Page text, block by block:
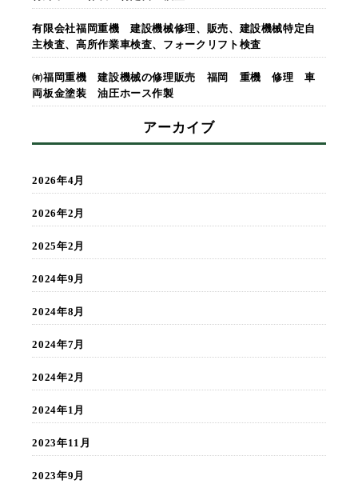
有限会社福岡重機 建設機械修理、販売、建設機械特定自
主検査、高所作業車検査、フォークリフト検査
㈲福岡重機 建設機械の修理販売 福岡 重機 修理 車
両板金塗装 油圧ホース作製
アーカイブ
2026年4月
2026年2月
2025年2月
2024年9月
2024年8月
2024年7月
2024年2月
2024年1月
2023年11月
2023年9月